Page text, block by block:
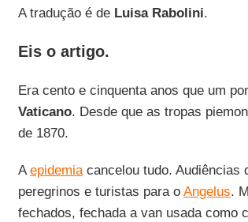
A tradução é de Luisa Rabolini.
Eis o artigo.
Era cento e cinquenta anos que um
Vaticano. Desde que as tropas
de 1870.
Aepidemiacancelou tudo. Audiências
peregrinos e turistas para o Angelus.
fechados, fechada a van usada como